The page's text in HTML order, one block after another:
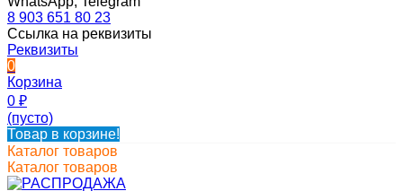
8 903 651 80 23
Ссылка на реквизиты
Реквизиты
0
Корзина
0 ₽
(пусто)
Товар в корзине!
Каталог товаров
Каталог товаров